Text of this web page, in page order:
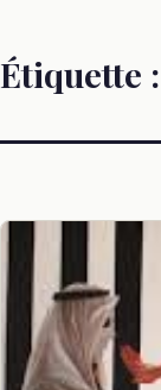
Étiquette :